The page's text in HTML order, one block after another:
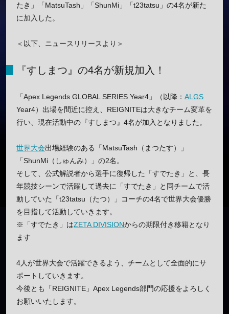
たき」「MatsuTash」「ShunMi」「t23tatsu」の4名が新た
に加入した。
＜以下、ニュースリリースより＞
『すしまつ』の4名が新規加入！
「Apex Legends GLOBAL SERIES Year4」（以降： ALGS
Year4）出場を間近に控え、REIGNITEは大きなチーム変革を
行い、現在活動中の『すしまつ』4名が加入となりました。
世界大会出場経験のある「MatsuTash（まつたす）」
「ShunMi（しゅんみ）」の2名。
そして、公式解説者から選手に復帰した「すでたき」と、長
年競技シーンで活躍して過去に「すでたき」と同チームで活
動していた「t23tatsu（たつ）」コーチの4名で世界大会優勝
を目指して活動していきます。
※「すでたき」はZETA DIVISIONからの期限付き移籍となり
ます
4人が世界大会で活躍できるよう、チームとして全面的にサ
ポートしていきます。
今後とも「REIGNITE」Apex Legends部門の応援をよろしく
お願いいたします。